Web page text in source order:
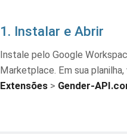
1. Instalar e Abrir
Instale pelo Google
Marketplace. Em sua planilha,
Extensões > Gender-